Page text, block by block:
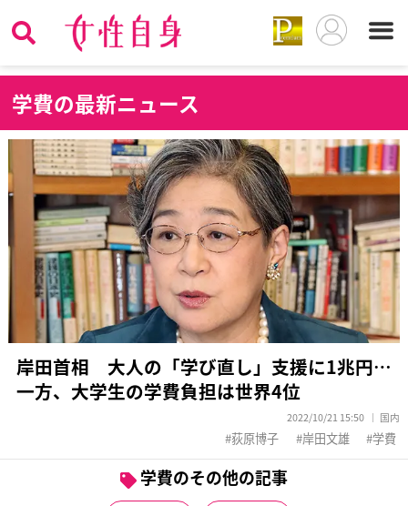
学費の最新ニュース
岸田首相 大人の「学び直し」支援に1兆円…
一方、大学生の学費負担は世界4位
2022/10/21 15:50 国内
荻原博子 岸田文雄 学費
学費のその他の記事